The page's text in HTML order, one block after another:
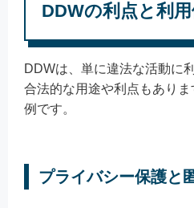
DDWの利点と利用
DDWは、単に違法な活動に
合法的な用途や利点もあり
例です。
プライバシー保護と